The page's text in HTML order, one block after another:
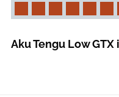
Aku Tengu Low